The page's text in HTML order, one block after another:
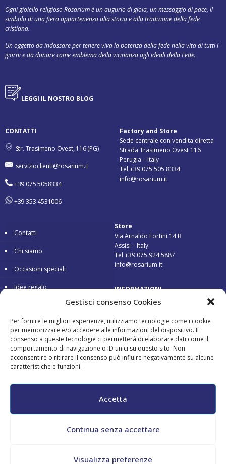
Gestisci consenso Cookies
Per fornire le migliori esperienze, utilizziamo tecnologie come i cookie
per memorizzare e/o accedere alle informazioni del dispositivo. Il
consenso a queste tecnologie ci permetterà di elaborare dati come il
comportamento di navigazione o ID unici su questo sito. Non
acconsentire o ritirare il consenso può influire negativamente su alcune
caratteristiche e funzioni.
Accetta
Continua senza accettare
Visualizza preferenze
Ogni gioiello religioso Rosarium è un augurio di gioia, un messaggio di pace, il
simbolo di una fiera appartenenza alla storia e alla tradizione della fede
cristiana.
Un oggetto da indossare per tenere viva la potenza della fede nella vita di tutti i
giorni e da donare come emblema della vicinanza agli ideali della Fede.
LEGGI IL NOSTRO BLOG
CONTATTI
Str. Trasimeno Ovest, 116 (PG)
servizioclienti@rosarium.it
+39 075 5058334
+39 353 4531006
Factory and Store
Sede centrale con vendita diretta
Strada Trasimeno Ovest 116
Perugia – Italy
Tel +39 075 505 8334
info@rosarium.it
Contatti
Chi siamo
Occasioni speciali
Idee regalo
Condizioni di vendita
Garanzia
Store
Via Arnaldo Fortini 14 B
Assisi – Italy
Tel +39 075 924 5887
info@rosarium.it
INFORMAZIONI
Consegna 24/48 ore
Pagamenti sicuri
Reso gratuito
TNIMRZ69L04G478N -Cookie Policy-Privacy Policy